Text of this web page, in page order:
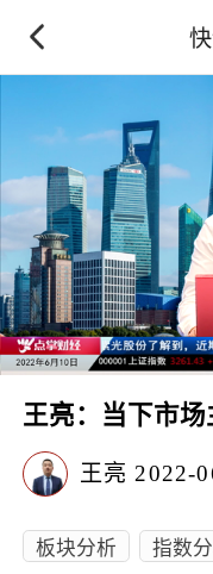
王亮：当下市场
王亮 2022-
板块分析 指数